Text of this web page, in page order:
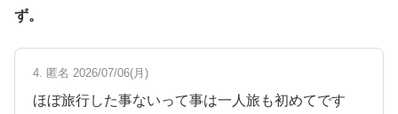
ず。
4. 匿名 2026/07/06(月)
ほぼ旅行した事ないって事は一人旅も初めてです